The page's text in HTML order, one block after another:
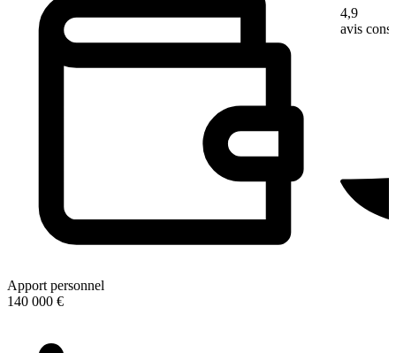
Apport personnel
140 000 €
4,9
avis